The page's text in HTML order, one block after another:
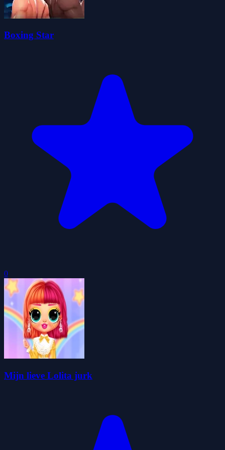
Boxing Star
0
Mijn lieve Lolita jurk